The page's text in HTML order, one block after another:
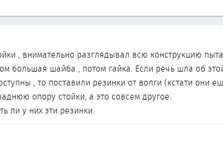
, внимательно разглядывал всю конструкцию
большая шайба , потом гайка. Если речь шла об
, то поставили резинки от волги (кстати они
опору стойки, а это совсем другое.
ли у них эти резинки.